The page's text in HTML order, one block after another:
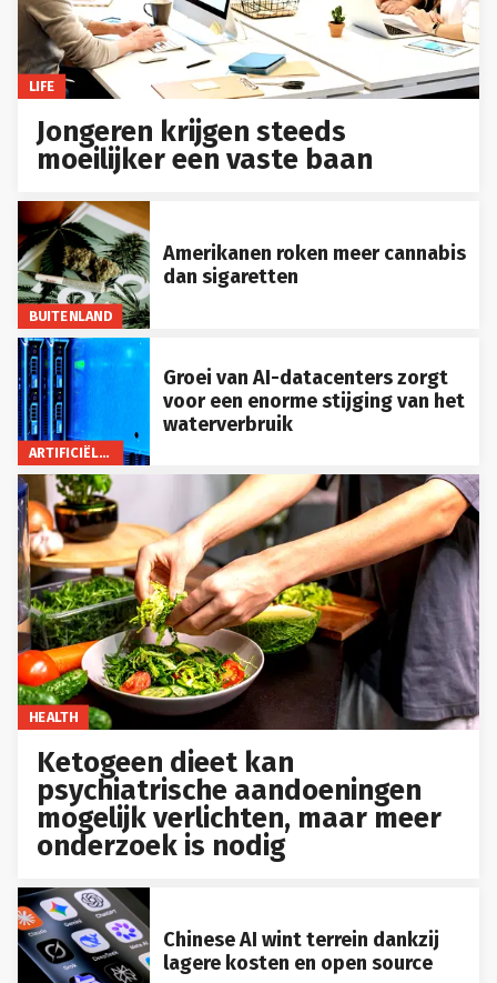
LIFE
Jongeren krijgen steeds
moeilijker een vaste baan
BUITENLAND
Amerikanen roken meer cannabis
dan sigaretten
ARTIFICIËLE INTELLIGENTIE
Groei van AI-datacenters zorgt
voor een enorme stijging van het
waterverbruik
HEALTH
Ketogeen dieet kan
psychiatrische aandoeningen
mogelijk verlichten, maar meer
onderzoek is nodig
Chinese AI wint terrein dankzij
lagere kosten en open source